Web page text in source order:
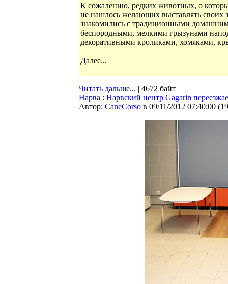
К сожалению, редких животных, о
не нашлось желающих выставлять своих
знакомились с традиционными
беспородными, мелкими грызунами
декоративными кроликами, хомяками,
Далее...
Читать дальше... | 4672 байт
Нарва : Нарвский центр Gagarin
Автор: CaneCorso в 09/11/2012 07:40:00 (